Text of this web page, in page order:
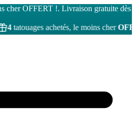
cher OFFERT !. Livraison gratuite dès
le moins cherOFFERT! •